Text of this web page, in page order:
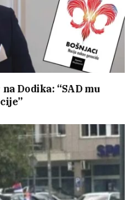
Dodika: “SAD mu